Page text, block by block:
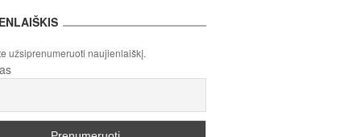
užsiprenumeruoti naujienlaiškį.